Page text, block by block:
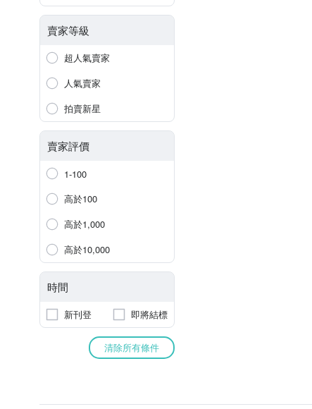
賣家等級
超人氣賣家
人氣賣家
拍賣新星
賣家評價
1-100
高於100
高於1,000
高於10,000
時間
新刊登 即將結標
清除所有條件